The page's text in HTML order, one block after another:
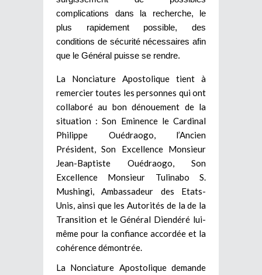
complications dans la recherche, le
plus rapidement possible, des
conditions de sécurité nécessaires afin
que le Général puisse se rendre.
La Nonciature Apostolique tient à
remercier toutes les personnes qui ont
collaboré au bon dénouement de la
situation : Son Eminence le Cardinal
Philippe Ouédraogo, l’Ancien
Président, Son Excellence Monsieur
Jean-Baptiste Ouédraogo, Son
Excellence Monsieur Tulinabo S.
Mushingi, Ambassadeur des Etats-
Unis, ainsi que les Autorités de la de la
Transition et le Général Diendéré lui-
même pour la confiance accordée et la
cohérence démontrée.
La Nonciature Apostolique demande